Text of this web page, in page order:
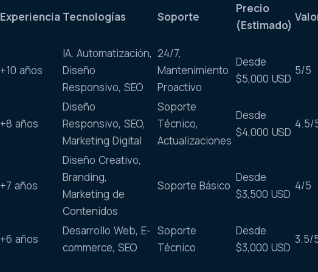
Experiencia Tecnologías Soporte
Precio
(Estimado)
+10 años
IA, Automatización,
Diseño
Responsivo, SEO
24/7,
Mantenimiento
Proactivo
Desde
$5,000 USD
5/5
+8 años
Diseño
Responsivo, SEO,
Marketing Digital
Soporte
Técnico,
Actualizaciones
Desde
$4,000 USD
4.5/
+7 años
Diseño Creativo,
Branding,
Marketing de
Contenidos
Soporte Básico
Desde
$3,500 USD
4/5
+6 años
Desarrollo Web, E-
commerce, SEO
Soporte
Técnico
Desde
$3,000 USD
3.5/